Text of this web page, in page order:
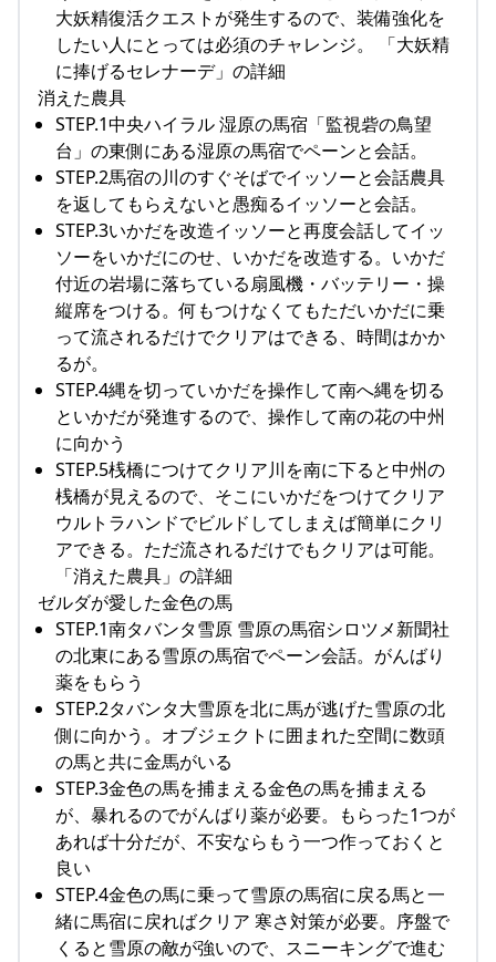
大妖精復活クエストが発生するので、装備強化を
したい人にとっては必須のチャレンジ。 「大妖精
に捧げるセレナーデ」の詳細
消えた農具
STEP.1中央ハイラル 湿原の馬宿「監視砦の鳥望
台」の東側にある湿原の馬宿でペーンと会話。
STEP.2馬宿の川のすぐそばでイッソーと会話農具
を返してもらえないと愚痴るイッソーと会話。
STEP.3いかだを改造イッソーと再度会話してイッ
ソーをいかだにのせ、いかだを改造する。いかだ
付近の岩場に落ちている扇風機・バッテリー・操
縦席をつける。何もつけなくてもただいかだに乗
って流されるだけでクリアはできる、時間はかか
るが。
STEP.4縄を切っていかだを操作して南へ縄を切る
といかだが発進するので、操作して南の花の中州
に向かう
STEP.5桟橋につけてクリア川を南に下ると中州の
桟橋が見えるので、そこにいかだをつけてクリア
ウルトラハンドでビルドしてしまえば簡単にクリ
アできる。ただ流されるだけでもクリアは可能。
「消えた農具」の詳細
ゼルダが愛した金色の馬
STEP.1南タバンタ雪原 雪原の馬宿シロツメ新聞社
の北東にある雪原の馬宿でペーン会話。がんばり
薬をもらう
STEP.2タバンタ大雪原を北に馬が逃げた雪原の北
側に向かう。オブジェクトに囲まれた空間に数頭
の馬と共に金馬がいる
STEP.3金色の馬を捕まえる金色の馬を捕まえる
が、暴れるのでがんばり薬が必要。もらった1つが
あれば十分だが、不安ならもう一つ作っておくと
良い
STEP.4金色の馬に乗って雪原の馬宿に戻る馬と一
緒に馬宿に戻ればクリア 寒さ対策が必要。序盤で
くると雪原の敵が強いので、スニーキングで進む